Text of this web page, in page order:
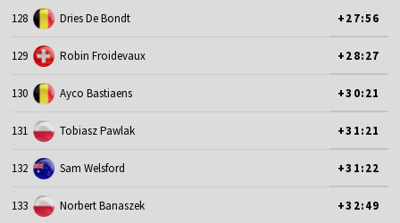
128 Dries De Bondt +27:56
129 Robin Froidevaux +28:27
130 Ayco Bastiaens +30:21
131 Tobiasz Pawlak +31:21
132 Sam Welsford +31:22
133 Norbert Banaszek +32:49